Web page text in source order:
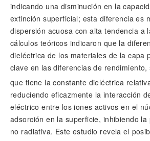
indicando una disminución en la
extinción superficial; esta diferencia es
dispersión acuosa con alta tendencia a
cálculos teóricos indicaron que la
dieléctrica de los materiales de la capa
clave en las diferencias de rendimiento,
que tiene la constante dieléctrica
reduciendo eficazmente la interacción
eléctrico entre los iones activos en el
adsorción en la superficie, inhibiendo
no radiativa. Este estudio revela el